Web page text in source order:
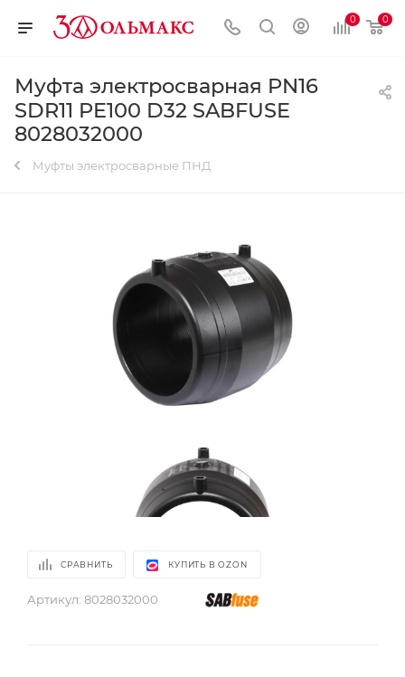
0 0
Муфта электросварная PN16
SDR11 PE100 D32 SABFUSE
8028032000
Муфты электросварные ПНД
СРАВНИТЬ КУПИТЬ В OZON
Артикул: 8028032000